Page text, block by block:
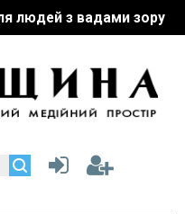
людей з вадами зору